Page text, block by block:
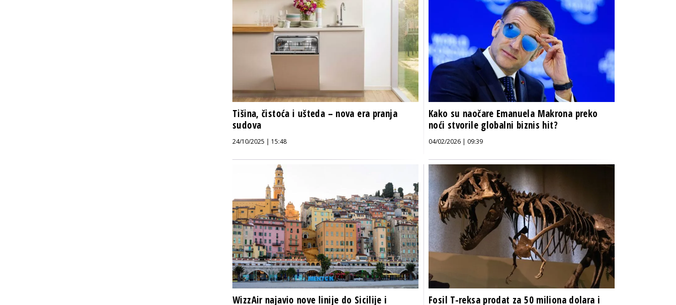
Tišina, čistoća i ušteda – nova era pranja
sudova
24/10/2025 | 15:48
Kako su naočare Emanuela Makrona preko
noći stvorile globalni biznis hit?
04/02/2026 | 09:39
WizzAir najavio nove linije do Sicilije i
Fosil T-reksa prodat za 50 miliona dolara i